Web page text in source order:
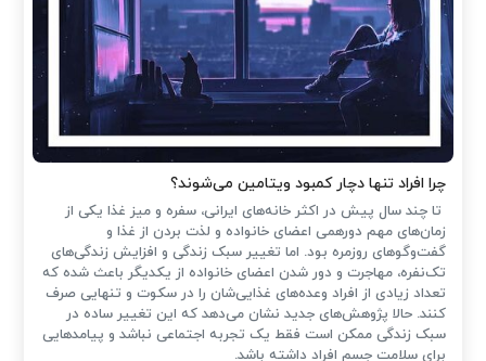
چرا افراد تنها دچار کمبود ویتامین می‌شوند؟
تا چند سال پیش در اکثر خانه‌های ایرانی، سفره و میز غذا یکی از
زمان‌های مهم دورهمی اعضای خانواده و لذت بردن از غذا و
گفت‌وگوهای روزمره بود. اما تغییر سبک زندگی و افزایش زندگی‌های
تک‌نفره، مهاجرت و دور شدن اعضای خانواده از یکدیگر باعث شده که
تعداد زیادی از افراد وعده‌های غذایی‌شان را در سکوت و تنهایی صرف
کنند. حالا پژوهش‌های جدید نشان می‌دهد که این تغییر ساده در
سبک زندگی ممکن است فقط یک تجربه اجتماعی نباشد و پیامدهایی
برای سلامت جسم افراد داشته باشد.